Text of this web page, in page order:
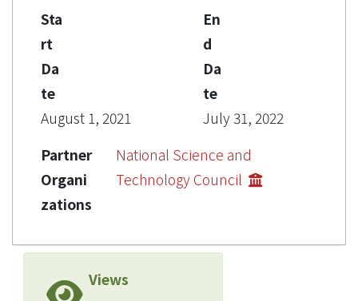
Sta
rt
Da
te
August 1, 2021
En
d
Da
te
July 31, 2022
Partner
Organi
zations
National Science and
Technology Council
Views